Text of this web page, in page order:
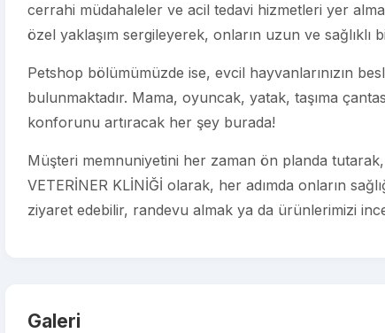
cerrahi müdahaleler ve acil tedavi hizmetleri yer
özel yaklaşım sergileyerek, onların uzun ve
Petshop bölümümüzde ise, evcil hayvanlarınızın
bulunmaktadır. Mama, oyuncak, yatak, taşıma
konforunu artıracak her şey burada!
Müşteri memnuniyetini her zaman ön planda
VETERİNER KLİNİĞİ olarak, her adımda onların
ziyaret edebilir, randevu almak ya da ürünlerimizi
Galeri